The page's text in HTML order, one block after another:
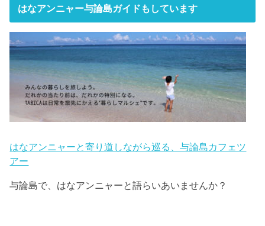
はなアンニャー与論島ガイドもしています
はなアンニャーと寄り道しながら巡る、与論島カフェツ
アー
与論島で、はなアンニャーと語らいあいませんか？